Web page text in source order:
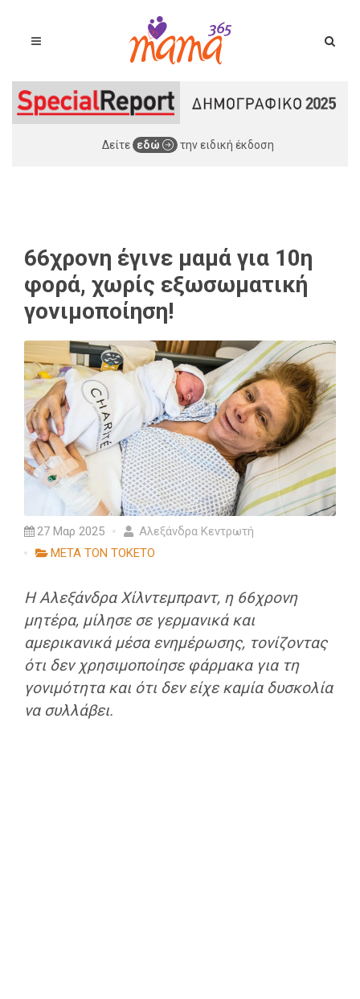
Δείτε εδώ την ειδική έκδοση
66χρονη έγινε μαμά για 10η
φορά, χωρίς εξωσωματική
γονιμοποίηση!
27 Μαρ 2025
Αλεξάνδρα Κεντρωτή
ΜΕΤΑ ΤΟΝ ΤΟΚΕΤΟ
Η Αλεξάνδρα Χίλντεμπραντ, η 66χρονη
μητέρα, μίλησε σε γερμανικά και
αμερικανικά μέσα ενημέρωσης, τονίζοντας
ότι δεν χρησιμοποίησε φάρμακα για τη
γονιμότητα και ότι δεν είχε καμία δυσκολία
να συλλάβει.